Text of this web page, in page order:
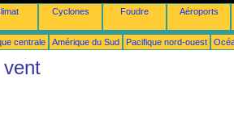
Cyclones Foudre Aéroports
centrale Amérique du Sud Pacifique nord-ouest